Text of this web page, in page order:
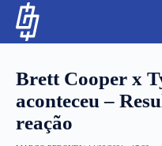
Brett Cooper x
aconteceu –
reação